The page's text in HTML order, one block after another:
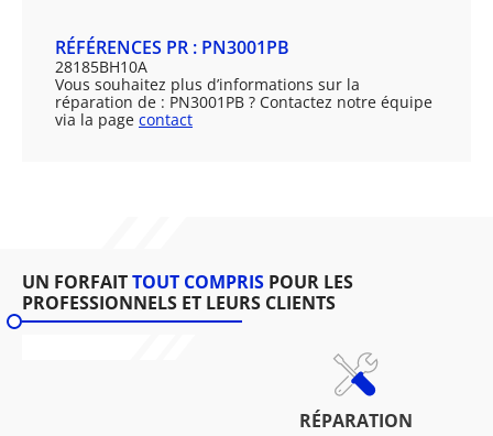
RÉFÉRENCES PR : PN3001PB
28185BH10A
Vous souhaitez plus d’informations sur la
réparation de : PN3001PB ? Contactez notre équipe
via la page contact
UN FORFAITTOUT COMPRIS POUR LES
PROFESSIONNELS ET LEURS CLIENTS
RÉPARATION